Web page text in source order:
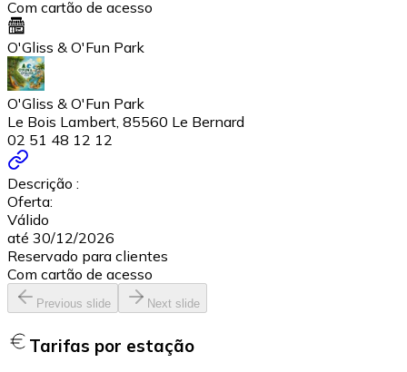
Com cartão de acesso
O'Gliss & O'Fun Park
O'Gliss & O'Fun Park
Le Bois Lambert, 85560 Le Bernard
02 51 48 12 12
Descrição :
Oferta:
Válido
até 30/12/2026
Reservado para clientes
Com cartão de acesso
Previous slide Next slide
Tarifas por estação